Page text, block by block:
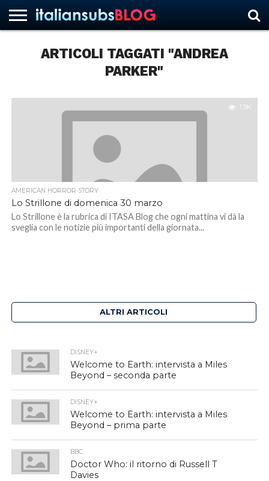
ARTICOLI TAGGATI "ANDREA
PARKER"
1.9K
AMERICAN HORROR STORY
Lo Strillone di domenica 30 marzo
Lo Strillone è la rubrica di ITASA Blog che ogni mattina vi dà la
sveglia con le notizie più importanti della giornata...
ALTRI ARTICOLI
DISNEY+
Welcome to Earth: intervista a Miles
Beyond – seconda parte
DISNEY+
Welcome to Earth: intervista a Miles
Beyond – prima parte
BBC
Doctor Who: il ritorno di Russell T
Davies